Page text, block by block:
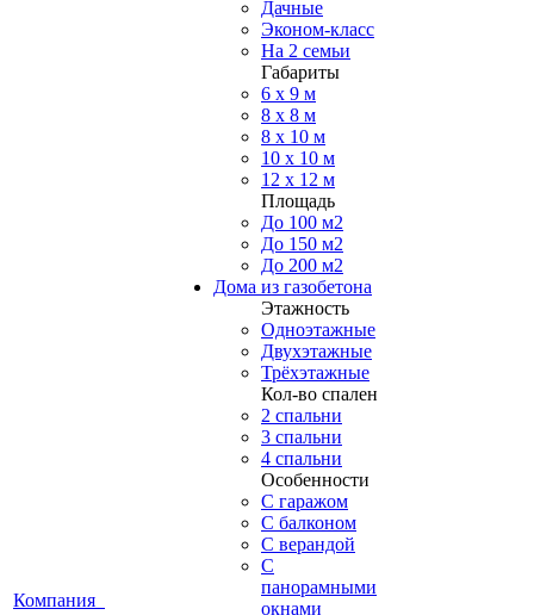
Компания
Дачные
Эконом-класс
На 2 семьи
Габариты
6 x 9 м
8 x 8 м
8 x 10 м
10 x 10 м
12 x 12 м
Площадь
До 100 м2
До 150 м2
До 200 м2
Дома из газобетона
Этажность
Одноэтажные
Двухэтажные
Трёхэтажные
Кол-во спален
2 спальни
3 спальни
4 спальни
Особенности
С гаражом
С балконом
С верандой
С
панорамными
окнами